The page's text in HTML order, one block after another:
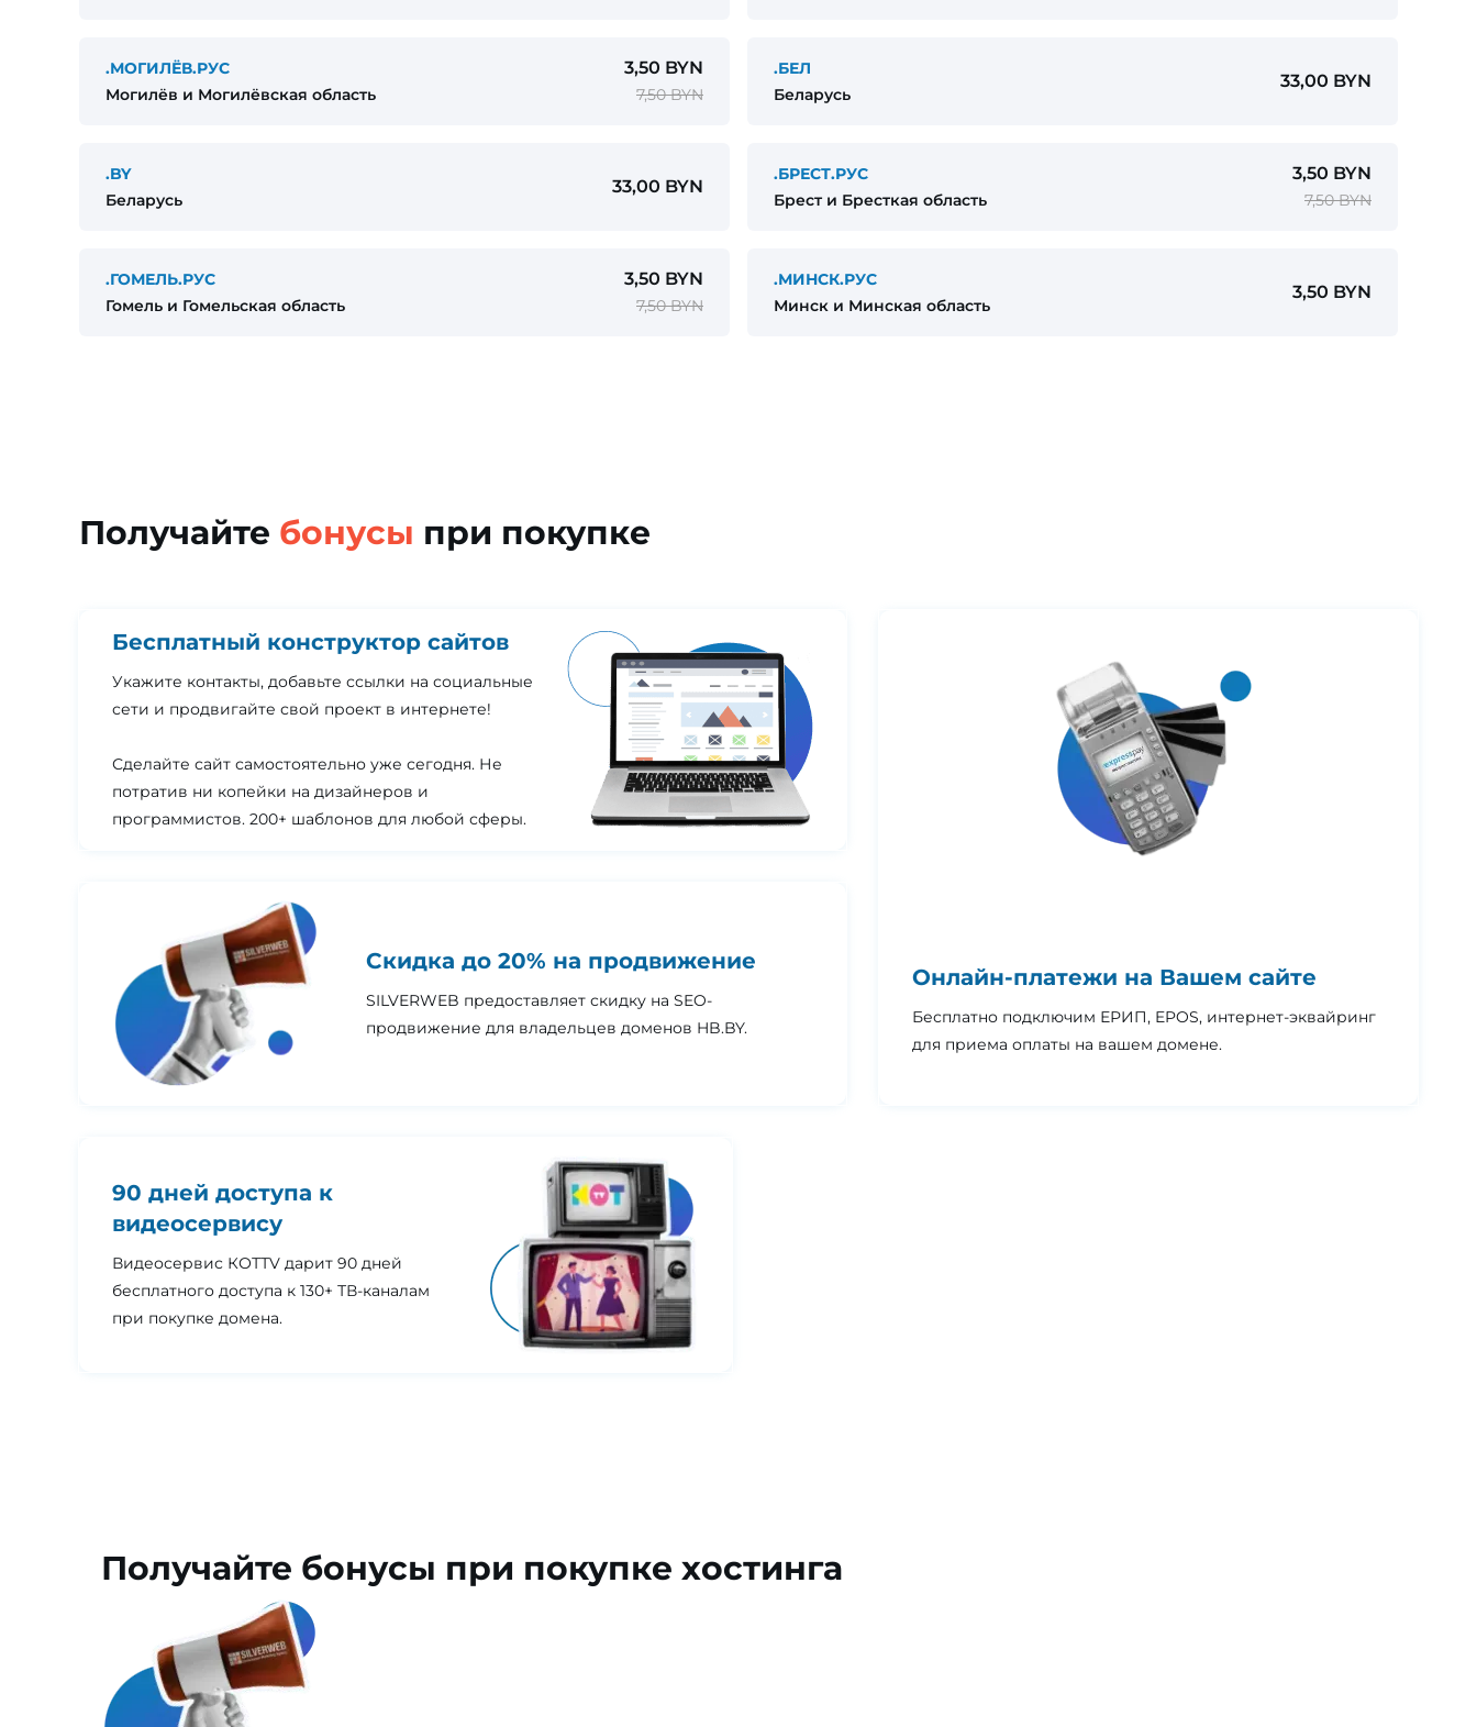
.МОГИЛЁВ.РУС
Могилёв и Могилёвская область
3,50 BYN
7,50 BYN
.БЕЛ
Беларусь
33,00 BYN
.BY
Беларусь
33,00 BYN
.БРЕСТ.РУС
Брест и Бресткая область
3,50 BYN
7,50 BYN
.ГОМЕЛЬ.РУС
Гомель и Гомельская область
3,50 BYN
7,50 BYN
.МИНСК.РУС
Минск и Минская область
3,50 BYN
Получайте бонусы при покупке
Бесплатный конструктор сайтов
Укажите контакты, добавьте ссылки на социальные
сети и продвигайте свой проект в интернете!
Сделайте сайт самостоятельно уже сегодня. Не
потратив ни копейки на дизайнеров и
программистов. 200+ шаблонов для любой сферы.
Онлайн-платежи на Вашем сайте
Бесплатно подключим ЕРИП, EPOS, интернет-эквайринг
для приема оплаты на вашем домене.
Скидка до 20% на продвижение
SILVERWEB предоставляет скидку на SEO-
продвижение для владельцев доменов HB.BY.
90 дней доступа к
видеосервису
Видеосервис КОТТV дарит 90 дней
бесплатного доступа к 130+ ТВ-каналам
при покупке домена.
Получайте бонусы при покупке хостинга